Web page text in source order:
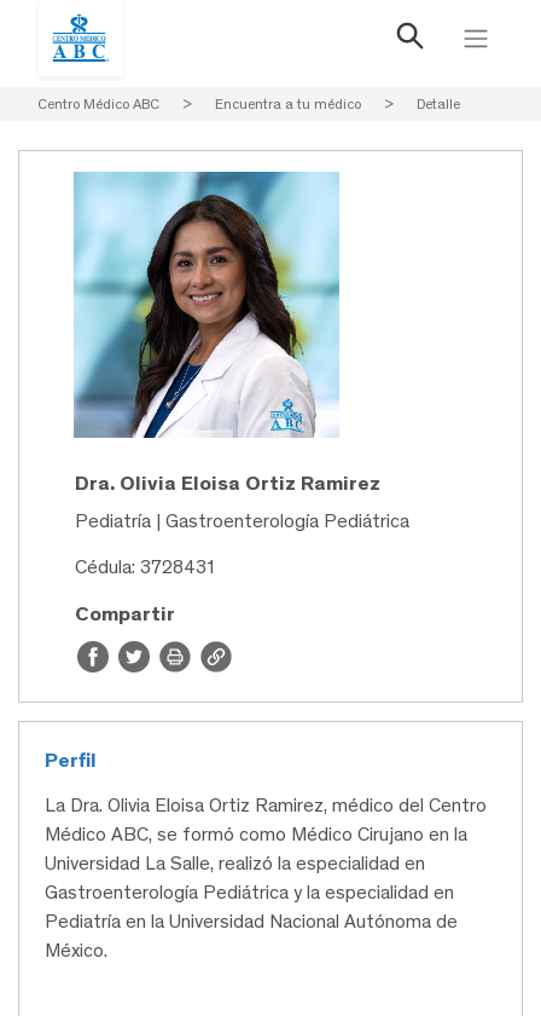
Centro Médico ABC > Encuentra a tu médico > Detalle
Dra. Olivia Eloisa Ortiz Ramirez
Pediatría | Gastroenterología Pediátrica
Cédula: 3728431
Compartir
Perfil
La Dra. Olivia Eloisa Ortiz Ramirez, médico del Centro
Médico ABC, se formó como Médico Cirujano en la
Universidad La Salle, realizó la especialidad en
Gastroenterología Pediátrica y la especialidad en
Pediatría en la Universidad Nacional Autónoma de
México.